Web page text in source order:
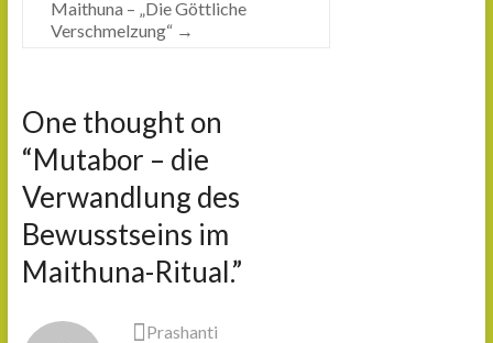
Maithuna – „Die Göttliche
Verschmelzung“ →
One thought on
“Mutabor – die
Verwandlung des
Bewusstseins im
Maithuna-Ritual.”
Prashanti